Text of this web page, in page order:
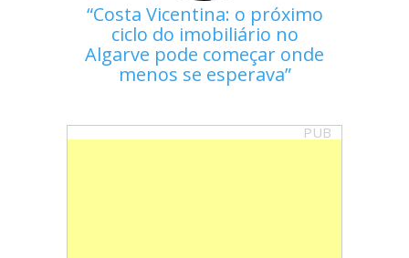
Costa Vicentina: o próximo
ciclo do imobiliário no
Algarve pode começar onde
menos se esperava
PUB